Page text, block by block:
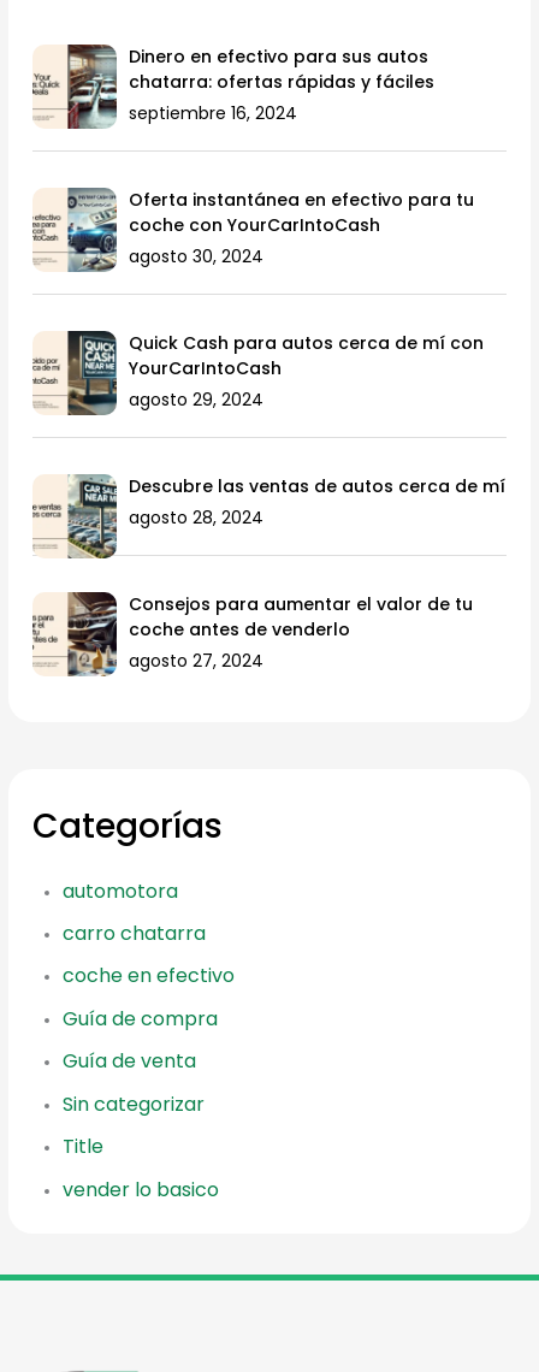
Dinero en efectivo para sus autos
chatarra: ofertas rápidas y fáciles
septiembre 16, 2024
Oferta instantánea en efectivo para tu
coche con YourCarIntoCash
agosto 30, 2024
Quick Cash para autos cerca de mí con
YourCarIntoCash
agosto 29, 2024
Descubre las ventas de autos cerca de mí
agosto 28, 2024
Consejos para aumentar el valor de tu
coche antes de venderlo
agosto 27, 2024
Categorías
automotora
carro chatarra
coche en efectivo
Guía de compra
Guía de venta
Sin categorizar
Title
vender lo basico